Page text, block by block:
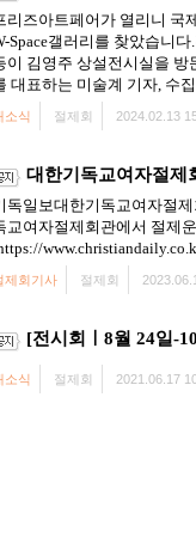
리즈아트페어가 열리니 국
Space갤러리를 찾았습니
이 김영주 상설전시실을
대표하는 미술계 기자, 수
소식 절제회 2024.02.13
대한기독교여자절제
독일보대한기독교여자절
교여자절제회관에서 절제
제회기사 절제회
[전시회ㅣ8월 24일-
소식 절제회 2021.06.17